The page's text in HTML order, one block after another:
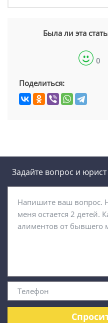
Была ли эта
0
Поделиться:
Задайте вопрос и